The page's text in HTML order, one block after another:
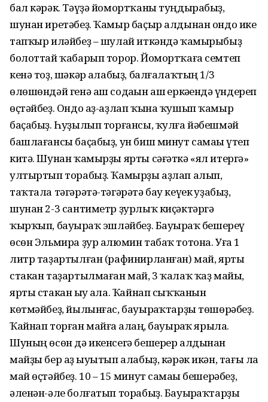
бал кәрәк. Тәүҙә йомортҡаны туңдырабыҙ,
шунан иретәбеҙ. Ҡамыр баҫыр алдынан ондо ике
тапҡыр иләйбеҙ – шулай иткәндә ҡамырыбыҙ
болоттай ҡабарып торор. Йомортҡаға семтеп
кенә тоҙ, шәкәр һалабыҙ, балғалаҡтың 1/3
өлөшөндәй генә аш содаһын аш һеркәһендә һүндереп
өҫтәйбеҙ. Ондо аҙ-аҙлап ҡына ҡушып ҡамыр
баҫабыҙ. Һуҙылып торғансы, ҡулға йәбешмәй
башлағансы баҫабыҙ, ун биш минут самаһы үтеп
китә. Шунан ҡамырҙы ярты сәғәткә «ял итергә»
ултыртып торабыҙ. Ҡамырҙы аҙлап алып,
таҡтала тәгәрәтә-тәгәрәтә бау кеүек һуҙабыҙ,
шунан 2-3 сантиметр ҙурлыҡ киҫәктәргә
ҡырҡып, бауырһаҡ эшләйбеҙ. Бауырһаҡ бешереү
өсөн Эльмира ҙур алюмин табаҡ тотона. Уға 1
литр таҙартылған (рафинирланған) май, ярты
стакан таҙартылмаған май, 3 ҡалаҡ ҡаҙ майы,
ярты стакан һыу һала. Ҡайнап сыҡҡанын
көтмәйбеҙ, йылынғас, бауырһаҡтарҙы төшөрәбеҙ.
Ҡайнап торған майға һалһаң, бауырһаҡ ярыла.
Шуның өсөн дә икенсегә бешерер алдынан
майҙы бер аҙ һыуытып алабыҙ, кәрәк икән, тағы ла
май өҫтәйбеҙ. 10 – 15 минут самаһы бешерәбеҙ,
әленән-әле болғатып торабыҙ. Бауырһаҡтарҙы